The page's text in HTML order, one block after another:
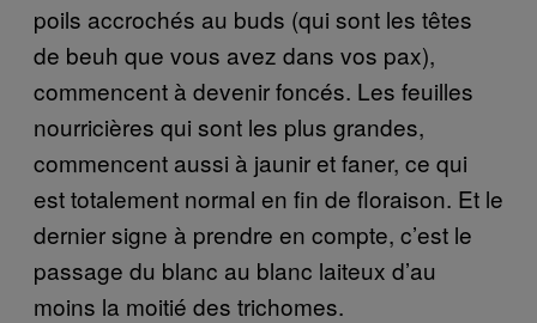
poils accrochés au buds (qui sont les têtes
de beuh que vous avez dans vos pax),
commencent à devenir foncés. Les feuilles
nourricières qui sont les plus grandes,
commencent aussi à jaunir et faner, ce qui
est totalement normal en fin de floraison. Et le
dernier signe à prendre en compte, c’est le
passage du blanc au blanc laiteux d’au
moins la moitié des trichomes.